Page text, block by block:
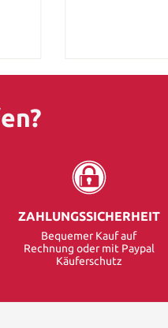
ZAHLUNGSSICHERHEIT
Bequemer Kauf auf
Rechnung oder mit Paypal
Käuferschutz